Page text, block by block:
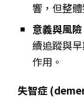
響，但整
意義與風險
續追蹤與
作用。
失智症